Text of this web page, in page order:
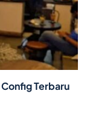
Terbaru